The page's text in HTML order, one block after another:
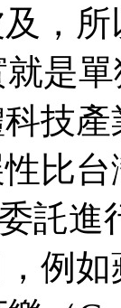
，
就是
技
比
託
例